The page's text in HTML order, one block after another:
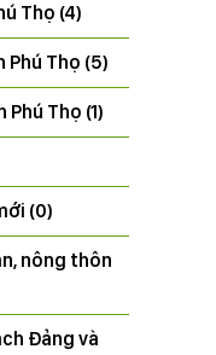
Thọ (4)
Phú Thọ (5)
Thọ (1)
(0)
nông thôn
Đảng và